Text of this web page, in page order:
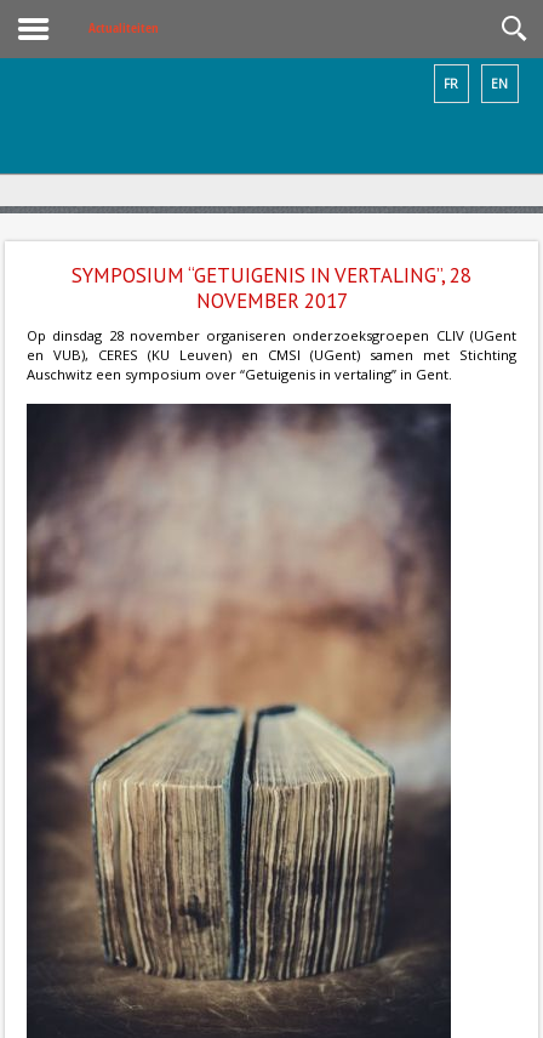
Actualiteiten
EN
FR
SYMPOSIUM “GETUIGENIS IN VERTALING”, 28
NOVEMBER 2017
Op dinsdag 28 november organiseren onderzoeksgroepen CLIV (UGent
en VUB), CERES (KU Leuven) en CMSI (UGent) samen met Stichting
Auschwitz een symposium over “Getuigenis in vertaling” in Gent.